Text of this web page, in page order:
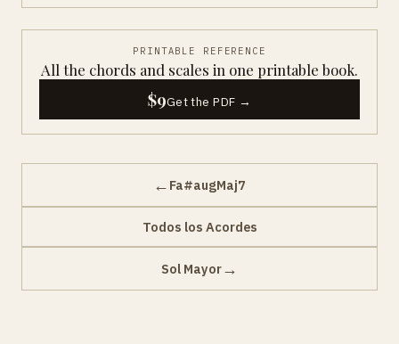
PRINTABLE REFERENCE
All the chords and scales in one printable book.
$9Get the PDF →
← Fa#augMaj7
Todos los Acordes
Sol Mayor→